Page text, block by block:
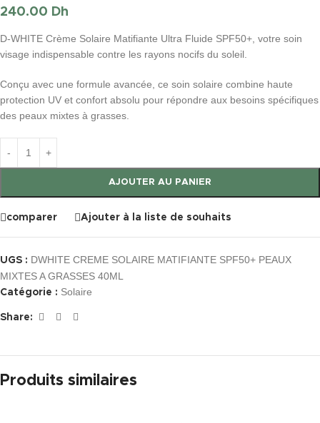
240.00 Dh
D-WHITE Crème Solaire Matifiante Ultra Fluide SPF50+, votre soin
visage indispensable contre les rayons nocifs du soleil.
Conçu avec une formule avancée, ce soin solaire combine haute
protection UV et confort absolu pour répondre aux besoins spécifiques
des peaux mixtes à grasses.
AJOUTER AU PANIER
comparer Ajouter à la liste de souhaits
UGS : DWHITE CREME SOLAIRE MATIFIANTE SPF50+ PEAUX
MIXTES A GRASSES 40ML
Catégorie : Solaire
Share:
Produits similaires